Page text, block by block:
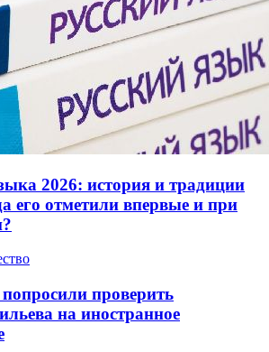
2026: история и традиции
его отметили впервые и при
проверить
на иностранное